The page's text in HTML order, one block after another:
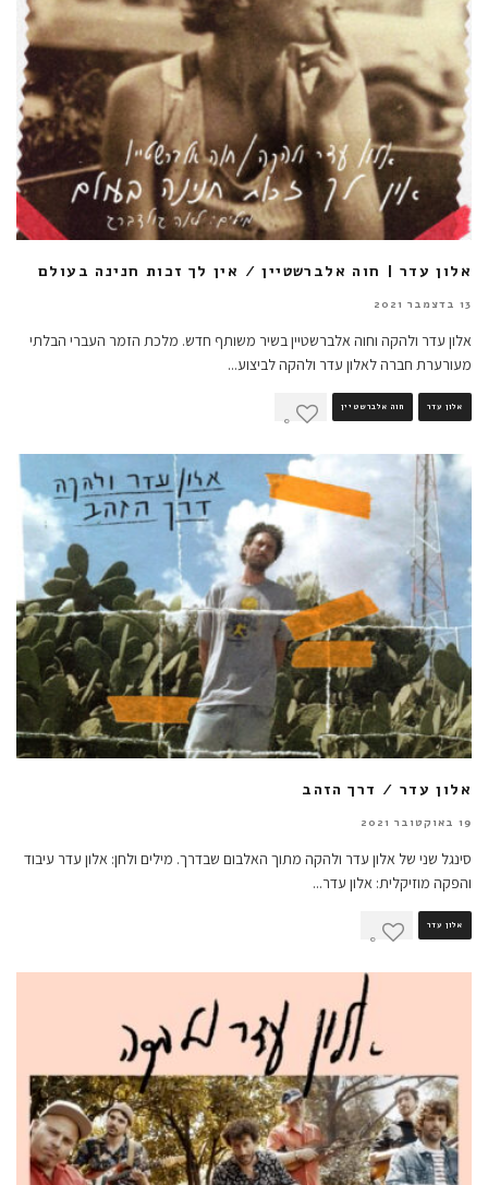
אלון עדר | חוה אלברשטיין / אין לך זכות חנינה בעולם
13 בדצמבר 2021
אלון עדר ולהקה וחוה אלברשטיין בשיר משותף חדש. מלכת הזמר העברי הבלתי
מעורערת חברה לאלון עדר ולהקה לביצוע...
אלון עדר חוה אלברשטיין
0
אלון עדר / דרך הזהב
19 באוקטובר 2021
סינגל שני של אלון עדר ולהקה מתוך האלבום שבדרך. מילים ולחן: אלון עדר עיבוד
והפקה מוזיקלית: אלון עדר...
אלון עדר
0